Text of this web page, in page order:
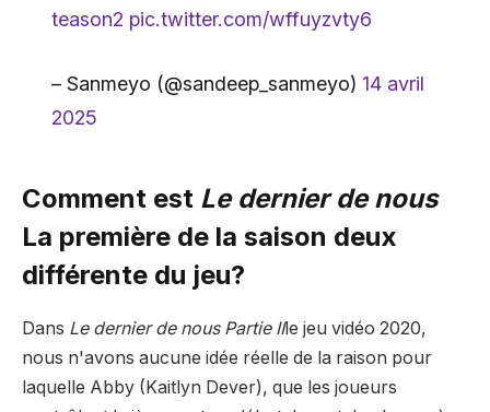
teason2 pic.twitter.com/wffuyzvty6
– Sanmeyo (@sandeep_sanmeyo) 14 avril
2025
Comment est Le dernier de nous
La première de la saison deux
différente du jeu?
Dans Le dernier de nous Partie IIle jeu vidéo 2020,
nous n'avons aucune idée réelle de la raison pour
laquelle Abby (Kaitlyn Dever), que les joueurs